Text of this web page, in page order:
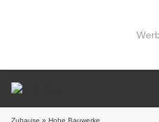
Zuhause » Hohe Bauwerke